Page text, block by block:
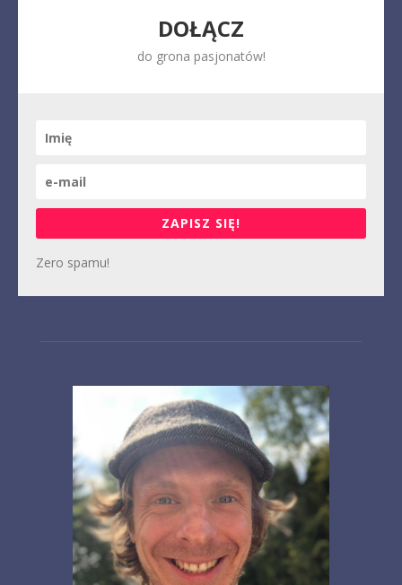
DOŁĄCZ
do grona pasjonatów!
ZAPISZ SIĘ!
Zero spamu!